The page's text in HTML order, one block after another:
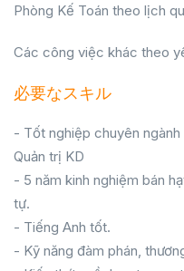
Phòng Kế Toán theo lịch
Các công việc khác theo
必要なスキル
- Tốt nghiệp chuyên
Quản trị KD
- 5 năm kinh nghiệm bán
tự.
- Tiếng Anh tốt.
- Kỹ năng đàm phán,